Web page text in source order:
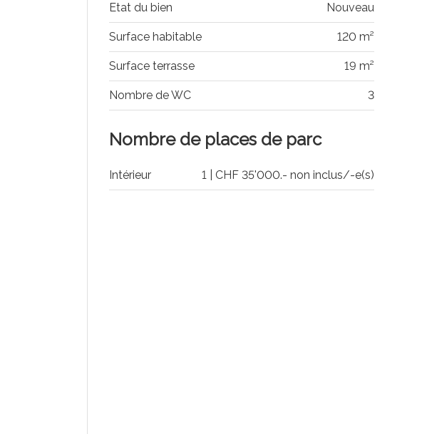
Etat du bien Nouveau
Surface habitable 120 m²
Surface terrasse 19 m²
Nombre de WC 3
Nombre de places de parc
Intérieur 1 | CHF 35'000.- non inclus/-e(s)